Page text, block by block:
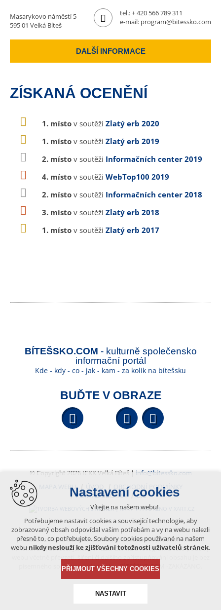
Masarykovo náměstí 5
595 01 Velká Bíteš
tel.:+ 420 566 789 311
e-mail: program@bitessko.com
DALŠÍ INFORMACE
ZÍSKANÁ OCENĚNÍ
1. místo v soutěži Zlatý erb 2020
1. místo v soutěži Zlatý erb 2019
2. místo v soutěži Informačních center 2019
4. místo v soutěži WebTop100 2019
2. místo v soutěži Informačních center 2018
3. místo v soutěži Zlatý erb 2018
1. místo v soutěži Zlatý erb 2017
BÍTEŠSKO.COM - kulturně společensko
informační portál
Kde - kdy - co - jak - kam - za kolik na bítešsku
BUĎTE V OBRAZE
Facebook YouTube
© Copyright 2026 ICKK Velká Bíteš | info@bitessko.com
MAPA WEBU
ÚVOD
OBCHODNÍ PODMÍNKY
PORTÁL OBČANA
GIS
VYTVOŘENO V XART.CZ
Obsah tohoto portálu je chráněn autorským právem, které
vykonává vydavatel. Jakékoliv užití článků a fotografií z této podoby
písemného souhlasu vydavatele – BÍTEŠSKO.COM -ZAKÁZÁNO.
Nastavení cookies
Vítejte na našem webu!
Potřebujeme nastavit cookies a související technologie, aby
zobrazovaný obsah odpovídal vašim potřebám a vy na webu nalezli
přesně to, co potřebujete. Soubory cookies používané na našem
webu nikdy neslouží ke zjišťování totožnosti uživatelů stránek.
PŘIJMOUT VŠECHNY COOKIES
NASTAVIT